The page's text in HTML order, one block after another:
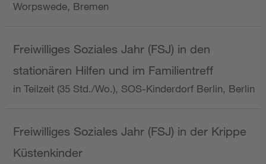
Worpswede, Bremen
Freiwilliges Soziales Jahr (FSJ) in den
stationären Hilfen und im Familientreff
in Teilzeit (35 Std./Wo.), SOS-Kinderdorf Berlin, Berlin
Freiwilliges Soziales Jahr (FSJ) in der Krippe
Küstenkinder